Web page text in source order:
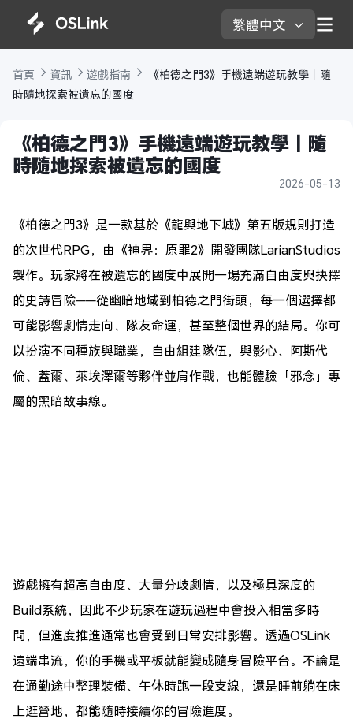
繁體中文
首頁 資訊 遊戲指南
《柏德之門3》手機遠端遊玩教學｜隨
時隨地探索被遺忘的國度
《柏德之門3》手機遠端遊玩教學｜隨
時隨地探索被遺忘的國度
2026-05-13
《柏德之門3》是一款基於《龍與地下城》第五版規則打造
的次世代RPG，由《神界：原罪2》開發團隊LarianStudios
製作。玩家將在被遺忘的國度中展開一場充滿自由度與抉擇
的史詩冒險——從幽暗地域到柏德之門街頭，每一個選擇都
可能影響劇情走向、隊友命運，甚至整個世界的結局。你可
以扮演不同種族與職業，自由組建隊伍，與影心、阿斯代
倫、蓋爾、萊埃澤爾等夥伴並肩作戰，也能體驗「邪念」專
屬的黑暗故事線。
遊戲擁有超高自由度、大量分歧劇情，以及極具深度的
Build系統，因此不少玩家在遊玩過程中會投入相當多時
間，但進度推進通常也會受到日常安排影響。透過OSLink
遠端串流，你的手機或平板就能變成隨身冒險平台。不論是
在通勤途中整理裝備、午休時跑一段支線，還是睡前躺在床
上逛營地，都能隨時接續你的冒險進度。